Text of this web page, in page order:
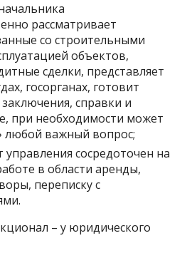
рассматривает
со строительными
объектов,
сделки, представляет
госорганах, готовит
справки и
при необходимости может
любой важный вопрос;
управления сосредоточен на
в области аренды,
переписку с
– у юридического